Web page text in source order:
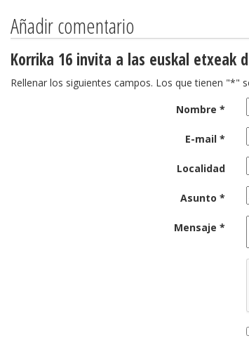
Añadir comentario
Korrika 16 invita a las euskal etxeak
Rellenar los siguientes campos. Los que tienen "*"
Nombre *
E-mail *
Localidad
Asunto *
Mensaje *